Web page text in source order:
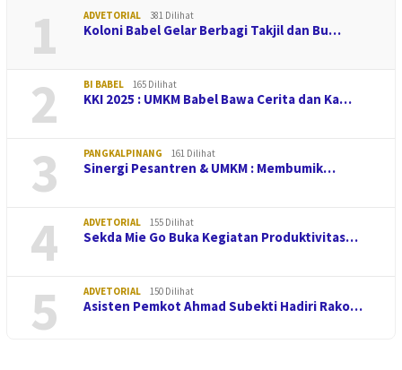
1 ADVETORIAL 381 Dilihat
Koloni Babel Gelar Berbagi Takjil dan Bu…
2 BI BABEL 165 Dilihat
KKI 2025 : UMKM Babel Bawa Cerita dan Ka…
3 PANGKALPINANG 161 Dilihat
Sinergi Pesantren & UMKM : Membumik…
4 ADVETORIAL 155 Dilihat
Sekda Mie Go Buka Kegiatan Produktivitas…
5 ADVETORIAL 150 Dilihat
Asisten Pemkot Ahmad Subekti Hadiri Rako…